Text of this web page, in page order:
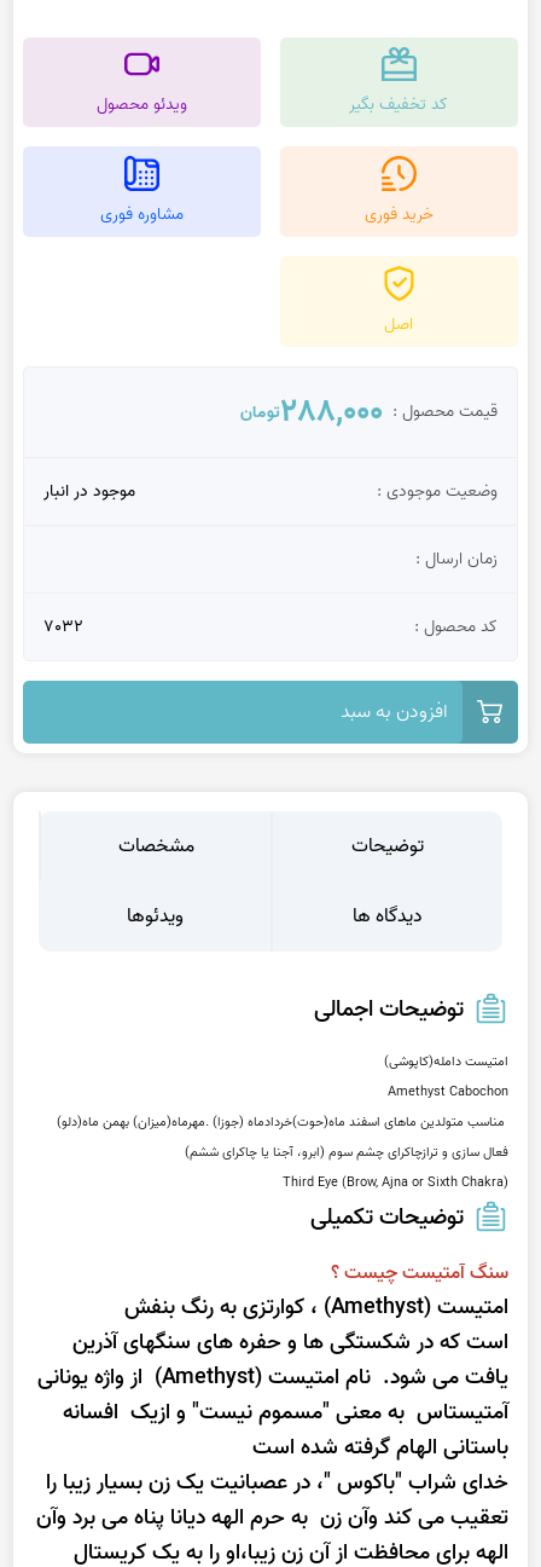
کد تخفیف بگیر ویدئو محصول
خرید فوری مشاوره فوری
اصل
قیمت محصول : 288,000تومان
وضعیت موجودی : موجود در انبار
زمان ارسال :
کد محصول : 7032
افزودن به سبد
توضیحات مشخصات
دیدگاه ها ویدئوها
توضیحات اجمالی
Third Eye (Brow, Ajna or Sixth Chakra)
توضیحات تکمیلی
سنگ آمتیست چیست ؟
امتیست (Amethyst) ، کوارتزی به رنگ بنفش
است که در شکستگی ها و حفره های سنگهای آذرین
یافت می شود. نام امتیست (Amethyst) از واژه یونانی
آمتیستاس به معنی "مسموم نیست" و ازیک افسانه
باستانی الهام گرفته شده است
خدای شراب "باکوس "، در عصبانیت یک زن بسیار زیبا را
تعقیب می کند وآن زن به حرم الهه دیانا پناه می برد وآن
الهه برای محافظت از آن زن زیبا،او را به یک کریستال